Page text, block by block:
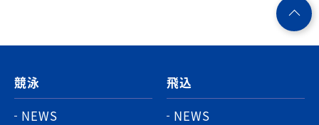
競泳
NEWS
飛込
NEWS